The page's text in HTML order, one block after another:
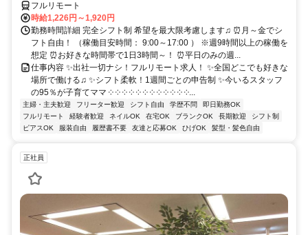
フルリモート
時給1,226円～1,920円
勤務時間詳細 完全シフト制 希望を最大限考慮します♫ ⏰月～金でシ
フト自由！ （稼働目安時間： 9:00～17:00 ） ※週9時間以上の稼働を
想定 ⏰お好きな時間帯で1日3時間～！ ⏰平日のみの週...
仕事内容 ✨出社一切ナシ！フルリモート求人！ ✨全国どこでも好きな
場所で働ける♫ ✨シフト柔軟！1週間ごとの申告制 ✨今いるスタッフ
の95％が子育てママ ༶ ༶ ༶ ༶ ༶ ༶ ༶ ༶ ༶ ༶ ༶ ༶...
主婦・主夫歓迎 フリーター歓迎 シフト自由 学歴不問
即日勤務OK
フルリモート
経験者歓迎 ネイルOK 在宅OK ブランクOK 長期歓迎
シフト制
ピアスOK
服装自由 履歴書不要 友達と応募OK ひげOK 髪型・髪色自由
正社員